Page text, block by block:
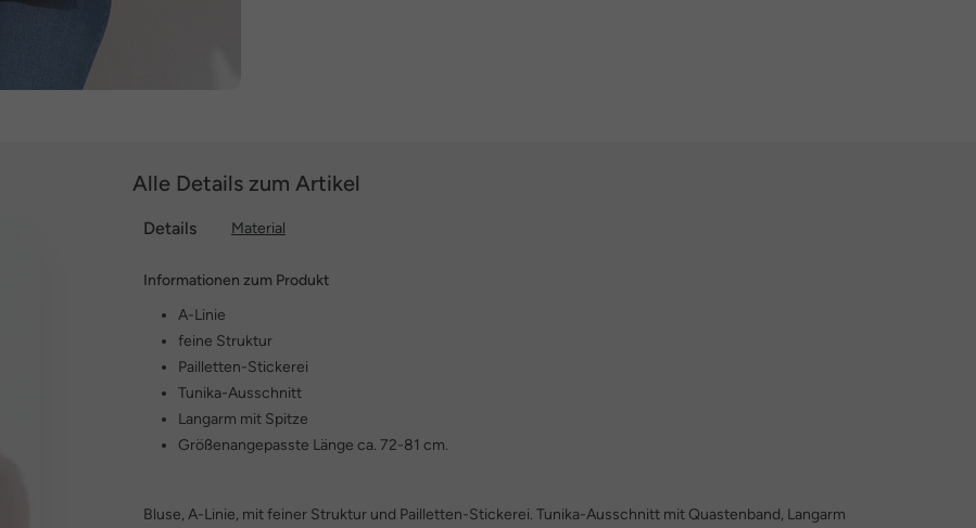
Alle Details zum Artikel
Details Material
Informationen zum Produkt
A-Linie
feine Struktur
Pailletten-Stickerei
Tunika-Ausschnitt
Langarm mit Spitze
Größenangepasste Länge ca. 72-81 cm.
Bluse, A-Linie, mit feiner Struktur und Pailletten-Stickerei. Tunika-Ausschnitt mit Quastenband, Langarm